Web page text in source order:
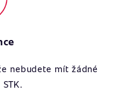
nebudete mít žádné